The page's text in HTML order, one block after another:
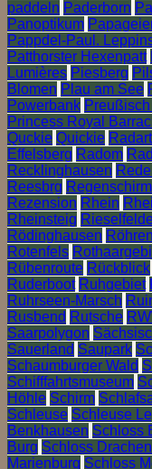
paddeln Paderborn
Panoptikum
Pappdel-Paul.
Patthorster Hexenpatt
Lumières Piesberg
Blomen Plau am See
Powerbank
Princess Royal
Quckie Quickie
Effelsberg Radom
Recklinghausen
Reesbrg Regenschirm
Rezension Rhein
Rheinsteig
Rödinghausen
Rotenfels
Rübenroute Rückblick
Ruderboot Ruhgebiet
Ruhrseen-Marsch
Rusbend Rutsche
Saarpolygon
Sauerland Saupark
Schaumburger Wald
Schifffahrtsmuseum
Höhle Schirm
Schleuse Schleuse
Benkhausen Schloss
Burg Schloss
Marienburg Schloss